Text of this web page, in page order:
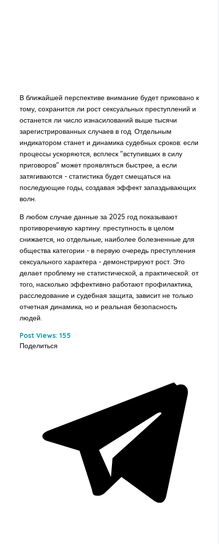
В ближайшей перспективе внимание будет приковано к
тому, сохранится ли рост сексуальных преступлений и
останется ли число изнасилований выше тысячи
зарегистрированных случаев в год. Отдельным
индикатором станет и динамика судебных сроков: если
процессы ускоряются, всплеск "вступивших в силу
приговоров" может проявляться быстрее, а если
затягиваются - статистика будет смещаться на
последующие годы, создавая эффект запаздывающих
волн.
В любом случае данные за 2025 год показывают
противоречивую картину: преступность в целом
снижается, но отдельные, наиболее болезненные для
общества категории - в первую очередь преступления
сексуального характера - демонстрируют рост. Это
делает проблему не статистической, а практической: от
того, насколько эффективно работают профилактика,
расследование и судебная защита, зависит не только
отчетная динамика, но и реальная безопасность
людей.
Post Views: 155
Поделиться